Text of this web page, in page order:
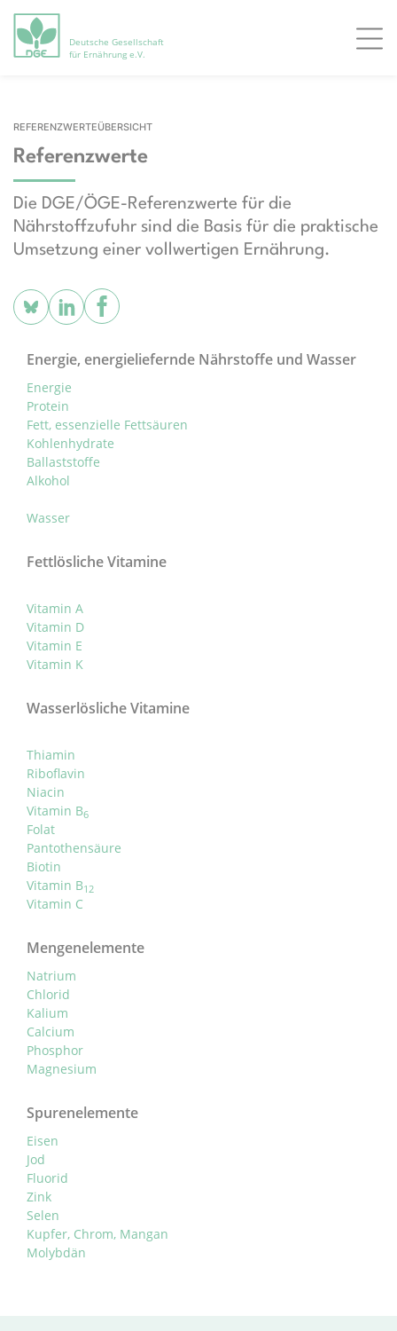
Deutsche Gesellschaft
für Ernährung e.V.
REFERENZWERTEÜBERSICHT
Referenzwerte
Die DGE/ÖGE-Referenzwerte für die
Nährstoffzufuhr sind die Basis für die praktische
Umsetzung einer vollwertigen Ernährung.
Energie, energieliefernde Nährstoffe und Wasser
Energie
Protein
Fett, essenzielle Fettsäuren
Kohlenhydrate
Ballaststoffe
Alkohol
Wasser
Fettlösliche Vitamine
Vitamin A
Vitamin D
Vitamin E
Vitamin K
Wasserlösliche Vitamine
Thiamin
Riboflavin
Niacin
Vitamin B6
Folat
Pantothensäure
Biotin
Vitamin B12
Vitamin C
Mengenelemente
Natrium
Chlorid
Kalium
Calcium
Phosphor
Magnesium
Spurenelemente
Eisen
Jod
Fluorid
Zink
Selen
Kupfer, Chrom, Mangan
Molybdän